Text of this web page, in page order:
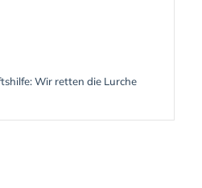
Wir retten die Lurche